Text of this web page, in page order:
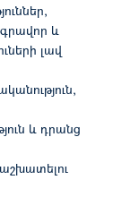
և
լավ
և դրանց